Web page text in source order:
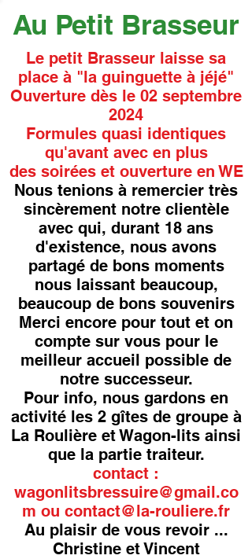
Au Petit Brasseur
Le petit Brasseur laisse sa
place à "la guinguette à jéjé"
Ouverture dès le 02 septembre
2024
Formules quasi identiques
qu'avant avec en plus
des soirées et ouverture en WE
Nous tenions à remercier très
sincèrement notre clientèle
avec qui, durant 18 ans
d'existence, nous avons
partagé de bons moments
nous laissant beaucoup,
beaucoup de bons souvenirs
Merci encore pour tout et on
compte sur vous pour le
meilleur accueil possible de
notre successeur.
Pour info, nous gardons en
activité les 2 gîtes de groupe à
La Roulière et Wagon-lits ainsi
que la partie traiteur.
contact :
wagonlitsbressuire@gmail.co
m ou contact@la-rouliere.fr
Au plaisir de vous revoir ...
Christine et Vincent